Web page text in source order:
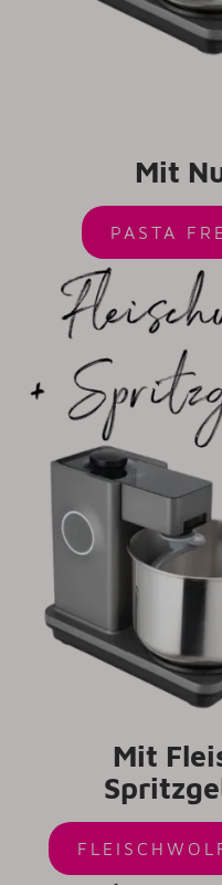
Mit
PASTA
Mit